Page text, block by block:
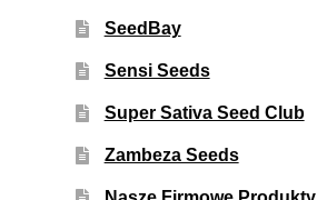
SeedBay
Sensi Seeds
Super Sativa Seed Club
Zambeza Seeds